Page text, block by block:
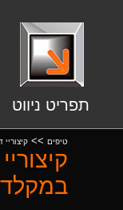
תפריט ניווט
טיפים >>